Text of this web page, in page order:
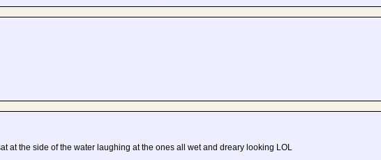
at the side of the water laughing at the ones all wet and dreary looking LOL